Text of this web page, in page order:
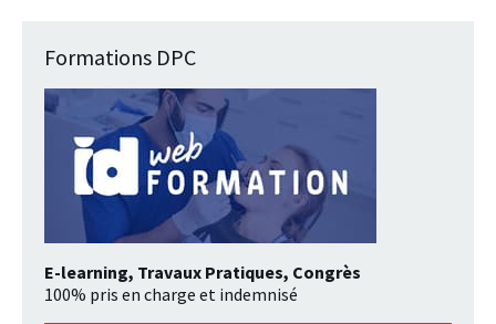
Formations DPC
E-learning, Travaux Pratiques, Congrès
100% pris en charge et indemnisé